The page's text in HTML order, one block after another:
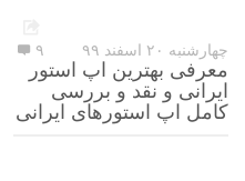
چهارشنبه ۲۰ اسفند ۹۹ ۹
معرفی بهترین اپ استور
ایرانی و نقد و بررسی
کامل اپ استورهای ایرانی